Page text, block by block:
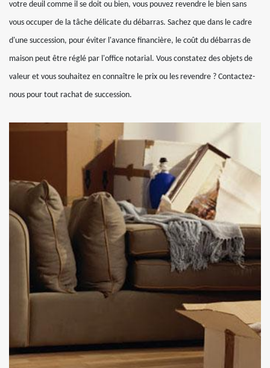
votre deuil comme il se doit ou bien, vous pouvez revendre le bien sans
vous occuper de la tâche délicate du débarras. Sachez que dans le cadre
d'une succession, pour éviter l'avance financière, le coût du débarras de
maison peut être réglé par l'office notarial. Vous constatez des objets de
valeur et vous souhaitez en connaître le prix ou les revendre ? Contactez-
nous pour tout rachat de succession.